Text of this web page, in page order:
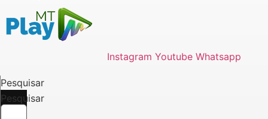
Instagram Youtube Whatsapp
Pesquisar
Pesquisar